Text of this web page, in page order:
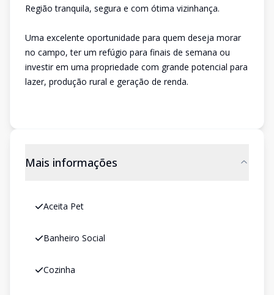
Região tranquila, segura e com ótima vizinhança.
Uma excelente oportunidade para quem deseja morar
no campo, ter um refúgio para finais de semana ou
investir em uma propriedade com grande potencial para
lazer, produção rural e geração de renda.
Mais informações
Aceita Pet
Banheiro Social
Cozinha